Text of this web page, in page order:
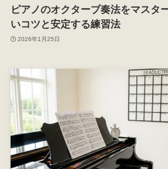
ピアノのオクターブ奏法をマスタ
いコツと安定する練習法
2026年1月25日